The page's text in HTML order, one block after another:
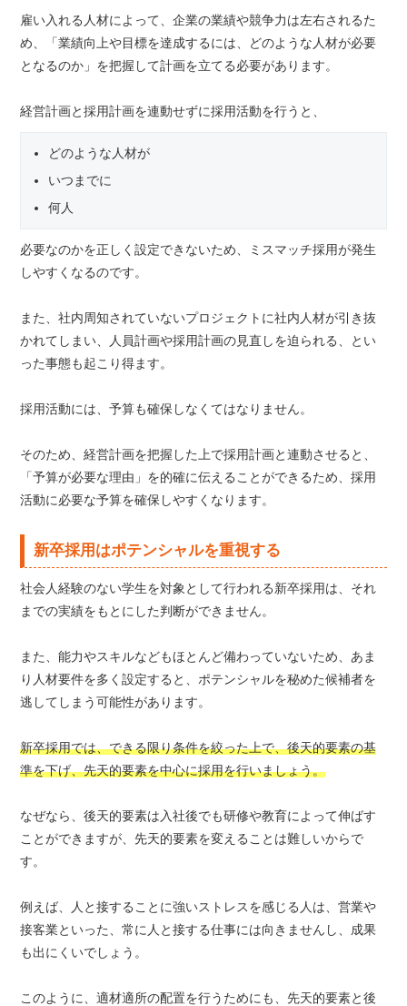
雇い入れる人材によって、企業の業績や競争力は左右されるた
め、「業績向上や目標を達成するには、どのような人材が必要
となるのか」を把握して計画を立てる必要があります。
経営計画と採用計画を連動せずに採用活動を行うと、
どのような人材が
いつまでに
何人
必要なのかを正しく設定できないため、ミスマッチ採用が発生
しやすくなるのです。
また、社内周知されていないプロジェクトに社内人材が引き抜
かれてしまい、人員計画や採用計画の見直しを迫られる、とい
った事態も起こり得ます。
採用活動には、予算も確保しなくてはなりません。
そのため、経営計画を把握した上で採用計画と連動させると、
「予算が必要な理由」を的確に伝えることができるため、採用
活動に必要な予算を確保しやすくなります。
新卒採用はポテンシャルを重視する
社会人経験のない学生を対象として行われる新卒採用は、それ
までの実績をもとにした判断ができません。
また、能力やスキルなどもほとんど備わっていないため、あま
り人材要件を多く設定すると、ポテンシャルを秘めた候補者を
逃してしまう可能性があります。
新卒採用では、できる限り条件を絞った上で、後天的要素の基
準を下げ、先天的要素を中心に採用を行いましょう。
なぜなら、後天的要素は入社後でも研修や教育によって伸ばす
ことができますが、先天的要素を変えることは難しいからで
す。
例えば、人と接することに強いストレスを感じる人は、営業や
接客業といった、常に人と接する仕事には向きませんし、成果
も出にくいでしょう。
このように、適材適所の配置を行うためにも、先天的要素と後